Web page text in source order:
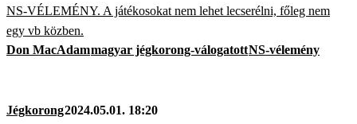
NS-VÉLEMÉNY. A játékosokat nem lehet lecserélni, főleg nem
egy vb közben.
Don MacAdammagyar jégkorong-válogatottNS-vélemény
Jégkorong2024.05.01. 18:20